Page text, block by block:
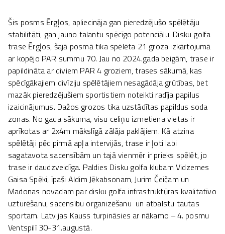
Šis posms Ērgļos, apliecināja gan pieredzējušo spēlētāju
stabilitāti, gan jauno talantu spēcīgo potenciālu. Disku golfa
trase Ērgļos, šajā posmā tika spēlēta 21 groza izkārtojumā
ar kopējo PAR summu 70. Jau no 2024.gada beigām, trase ir
papildināta ar diviem PAR 4 groziem, trases sākumā, kas
spēcīgākajiem divīziju spēlētājiem nesagādāja grūtības, bet
mazāk pieredzējušiem sportistiem noteikti radīja papilus
izaicinājumus. Dažos grozos tika uzstādītas papildus soda
zonas. No gada sākuma, visu celiņu izmetiena vietas ir
aprīkotas ar 2x4m mākslīgā zālāja paklājiem. Kā atzina
spēlētāji pēc pirmā apļa intervijās, trase ir ļoti labi
sagatavota sacensībām un tajā vienmēr ir prieks spēlēt, jo
trase ir daudzveidīga. Paldies Disku golfa klubam Vidzemes
Gaisa Spēki, īpaši Aldim Jēkabsonam, Jurim Čeičam un
Madonas novadam par disku golfa infrastruktūras kvalitatīvo
uzturēšanu, sacensību organizēšanu un atbalstu tautas
sportam. Latvijas Kauss turpināsies ar nākamo – 4. posmu
Ventspilī 30-31.augustā.